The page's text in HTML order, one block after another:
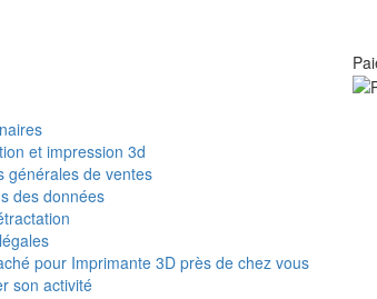
et impression 3d
générales de ventes
des données
pour Imprimante 3D près de chez vous
son activité